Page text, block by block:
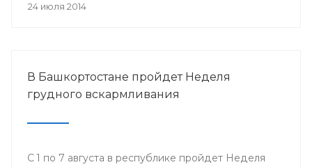
24 июля 2014
В Башкортостане пройдет Неделя
грудного вскармливания
С 1 по 7 августа в республике пройдет Неделя